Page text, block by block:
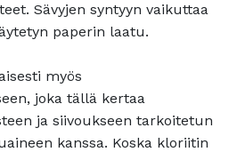
Sävyjen syntyyn vaikuttaa
paperin laatu.
myös
joka tällä kertaa
ja siivoukseen tarkoitetun
kanssa. Koska kloriitin